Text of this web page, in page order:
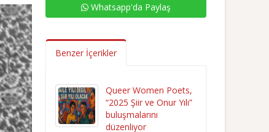
Whatsapp'da Paylaş
Benzer İçerikler
Queer Women Poets,
“2025 Şiir ve Onur Yılı”
buluşmalarını
düzenliyor